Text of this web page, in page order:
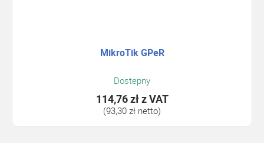
MikroTik GPeR
Dostepny
114,76 złz VAT
(93,30 zł netto)